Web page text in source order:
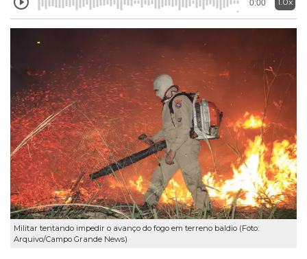
0:00
Militar tentando impedir o avanço do fogo em terreno baldio (Foto:
Arquivo/Campo Grande News)